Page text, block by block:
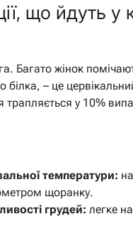
що йдуть у
Багато жінок
білка, – це
у 10%
температури:
щоранку.
грудей: легке